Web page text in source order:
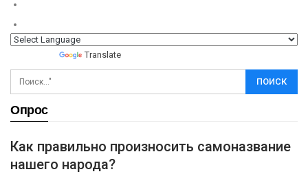
Translate
Опрос
Как правильно произносить самоназвание
нашего народа?